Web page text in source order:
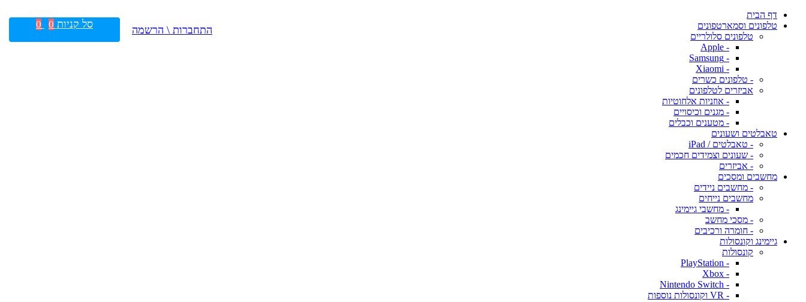
דף הבית
טלפונים וסמארטפונים
טלפונים סלולריים
- Apple
- Samsung
- Xiaomi
- טלפונים כשרים
אביזרים לטלפונים
- אוזניות אלחוטיות
- מגנים וכיסויים
- מטענים וכבלים
טאבלטים ושעונים
- טאבלטים / iPad
- שעונים וצמידים חכמים
- אביזרים
מחשבים ומסכים
- מחשבים ניידים
מחשבים נייחים
- מחשבי גיימינג
- מסכי מחשב
- חומרה ורכיבים
גיימינג וקונסולות
קונסולות
- PlayStation
- Xbox
- Nintendo Switch
- VR וקונסולות נוספות
התחברות \ הרשמה סל קניות 0
0